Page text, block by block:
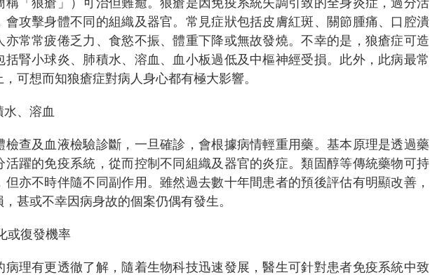
會攻擊身體不同的組織及器官。常見症狀包括皮膚紅斑、關節腫痛、口腔潰
亦常常疲倦乏力、食慾不振、體重下降或無故發燒。不幸的是，狼瘡症可造
括腎小球炎、肺積水、溶血、血小板過低及中樞神經受損。此外，此病最常
可想而知狼瘡症對病人身心都有極大影響。
、溶血
檢查及血液檢驗診斷，一旦確診，會根據病情輕重用藥。基本原理是透過藥
活躍的免疫系統，從而控制不同組織及器官的炎症。類固醇等傳統藥物可持
亦不時伴隨不同副作用。雖然過去數十年間患者的預後評估有明顯改善，
甚或不幸因病身故的個案仍偶有發生。
或復發機率
病理有更透徹了解，隨着生物科技迅速發展，醫生可針對患者免疫系統中致